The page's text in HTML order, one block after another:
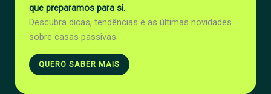
que preparamos para si.
Descubra dicas, tendências e as últimas novidades
sobre casas passivas.
QUERO SABER MAIS